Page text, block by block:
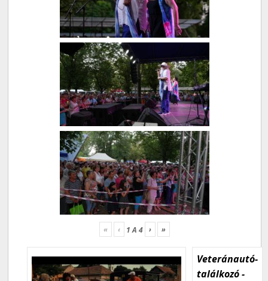
« ‹ 1A 4 › »
Veteránautó-
találkozó -